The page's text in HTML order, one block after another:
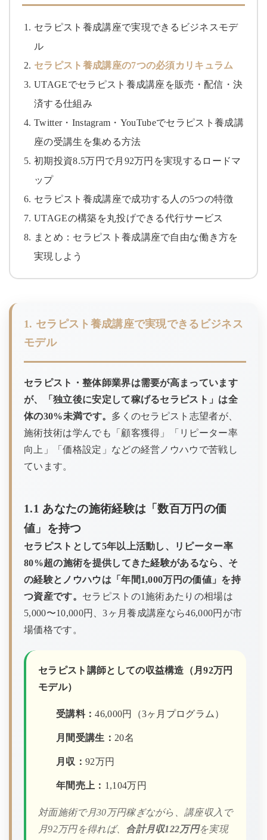
セラピスト養成講座で実現できるビジネスモデ
ル
セラピスト養成講座の7つの必須カリキュラム
UTAGEでセラピスト養成講座を販売・配信・決
済する仕組み
Twitter・Instagram・YouTubeでセラピスト養成講
座の受講生を集める方法
初期投資8.5万円で月92万円を実現するロードマ
ップ
セラピスト養成講座で成功する人の5つの特徴
UTAGEの構築を丸投げできる代行サービス
まとめ：セラピスト養成講座で自由な働き方を
実現しよう
1. セラピスト養成講座で実現できるビジネス
モデル
セラピスト・整体師業界は需要が高まっています
が、「独立後に安定して稼げるセラピスト」は全
体の30%未満です。 多くのセラピスト志望者が、
施術技術は学んでも「顧客獲得」「リピーター率
向上」「価格設定」などの経営ノウハウで苦戦し
ています。
1.1 あなたの施術経験は「数百万円の価
値」を持つ
セラピストとして5年以上活動し、リピーター率
80%超の施術を提供してきた経験があるなら、そ
の経験とノウハウは「年間1,000万円の価値」を持
つ資産です。 セラピストの1施術あたりの相場は
5,000〜10,000円、3ヶ月養成講座なら46,000円が市
場価格です。
セラピスト講師としての収益構造（月92万円
モデル）
受講料：46,000円（3ヶ月プログラム）
月間受講生： 20名
月収： 92万円
年間売上： 1,104万円
対面施術で月30万円稼ぎながら、講座収入で
月92万円を得れば、 合計月収122万円を実現